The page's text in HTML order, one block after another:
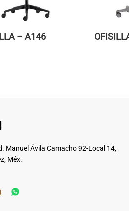
– A146
Manuel Ávila Camacho 92-Local 14,
Méx.